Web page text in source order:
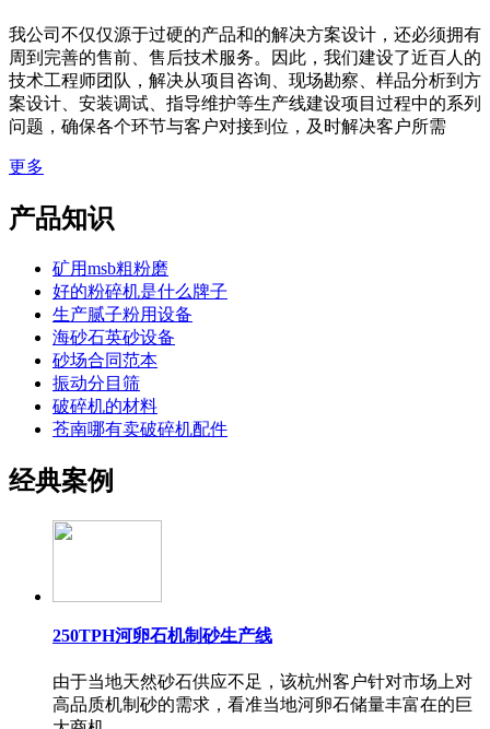
我公司不仅仅源于过硬的产品和的解决方案设计，还必须拥有
周到完善的售前、售后技术服务。因此，我们建设了近百人的
技术工程师团队，解决从项目咨询、现场勘察、样品分析到方
案设计、安装调试、指导维护等生产线建设项目过程中的系列
问题，确保各个环节与客户对接到位，及时解决客户所需
更多
产品知识
矿用msb粗粉磨
好的粉碎机是什么牌子
生产腻子粉用设备
海砂石英砂设备
砂场合同范本
振动分目筛
破碎机的材料
苍南哪有卖破碎机配件
经典案例
250TPH河卵石机制砂生产线
由于当地天然砂石供应不足，该杭州客户针对市场上对
高品质机制砂的需求，看准当地河卵石储量丰富在的巨